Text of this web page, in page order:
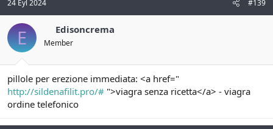
24 Eyl 2024 #139
E Edisoncrema
Member
pillole per erezione immediata: <a href="
http://sildenafilit.pro/# ">viagra senza ricetta</a> - viagra
ordine telefonico